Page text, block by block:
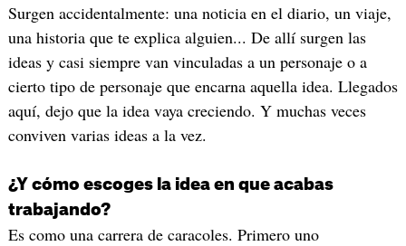
Surgen accidentalmente: una noticia en el diario, un viaje,
una historia que te explica alguien... De allí surgen las
ideas y casi siempre van vinculadas a un personaje o a
cierto tipo de personaje que encarna aquella idea. Llegados
aquí, dejo que la idea vaya creciendo. Y muchas veces
conviven varias ideas a la vez.
¿Y cómo escoges la idea en que acabas
trabajando?
Es como una carrera de caracoles. Primero uno